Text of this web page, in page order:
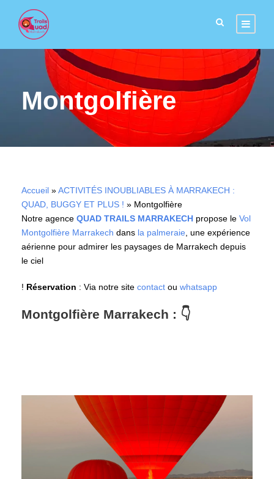
Montgolfière
Accueil »ACTIVITÉS INOUBLIABLES À MARRAKECH :
QUAD, BUGGY ET PLUS ! » Montgolfière
Notre agence QUAD TRAILS MARRAKECH propose le Vol
Montgolfière Marrakech dans la palmeraie , une expérience
aérienne pour admirer les paysages de Marrakech depuis
le ciel
! Réservation : Via notre site contact ou whatsapp
Montgolfière Marrakech : 👇